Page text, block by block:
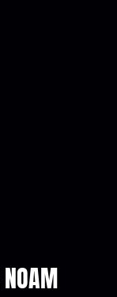
NOAM